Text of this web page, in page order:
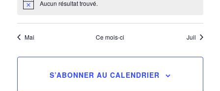
Notice Aucun résultat trouvé.
Mai Ce mois-ci Juil
S’ABONNER AU CALENDRIER